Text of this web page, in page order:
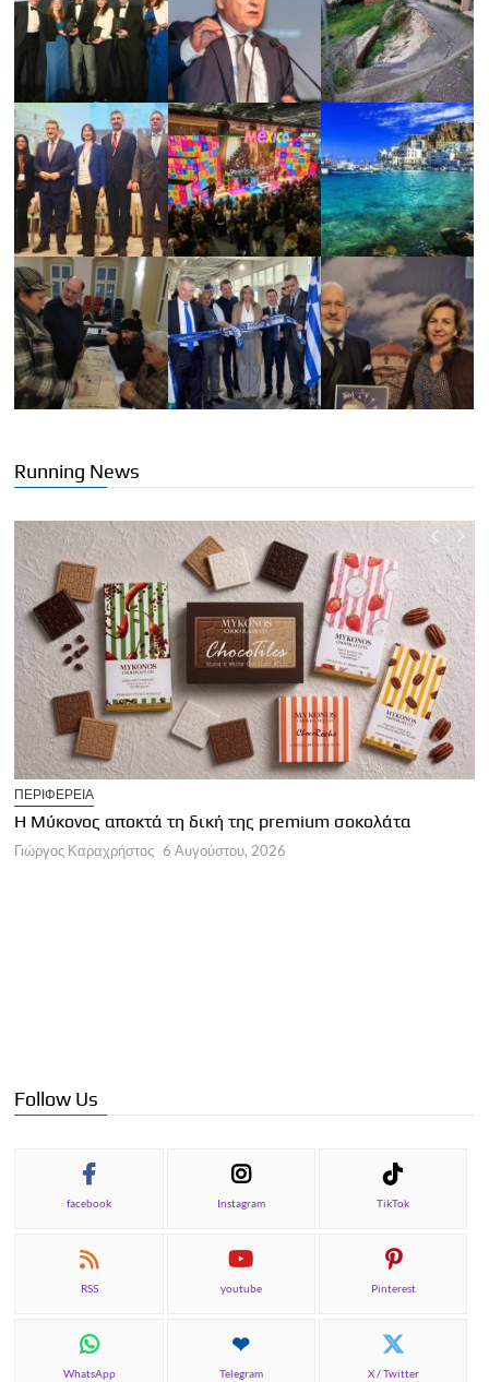
Running News
ΠΕΡΙΦΕΡΕΙΑ
Η Μύκονος αποκτά τη δική της premium σοκολάτα
Γιώργος Καραχρήστος 6 Αυγούστου, 2026
Follow Us
facebook Instagram TikTok
RSS youtube Pinterest
WhatsApp Telegram X / Twitter